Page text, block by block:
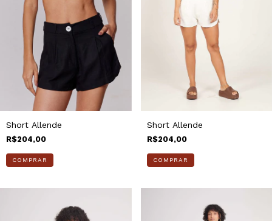
Short Allende
R$204,00
COMPRAR
Short Allende
R$204,00
COMPRAR